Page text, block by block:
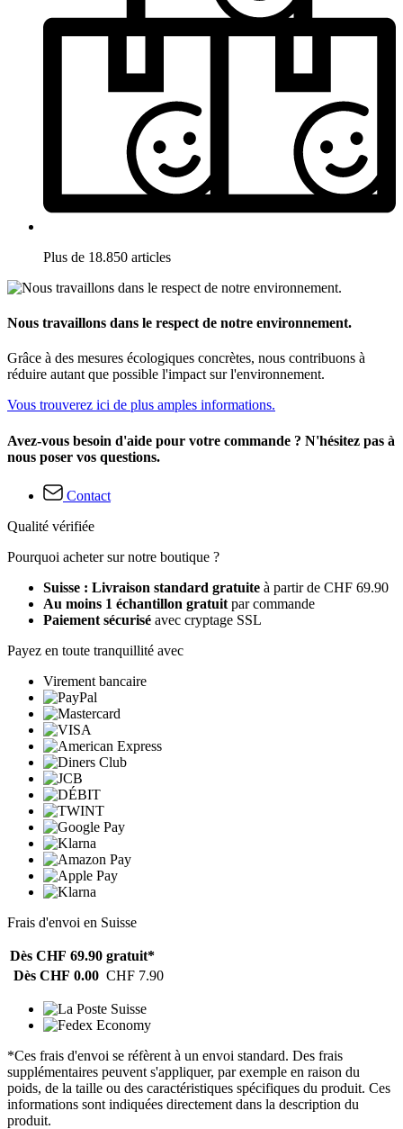
Plus de 18.850 articles
Nous travaillons dans le respect de notre environnement.
Grâce à des mesures écologiques concrètes, nous contribuons à
réduire autant que possible l'impact sur l'environnement.
Vous trouverez ici de plus amples informations.
Avez-vous besoin d'aide pour votre commande ? N'hésitez pas à
nous poser vos questions.
Contact
Qualité vérifiée
Pourquoi acheter sur notre boutique ?
Suisse : Livraison standard gratuite à partir de CHF 69.90
Au moins 1 échantillon gratuit par commande
Paiement sécurisé avec cryptage SSL
Payez en toute tranquillité avec
Virement bancaire
Frais d'envoi en Suisse
Dès CHF 69.90 gratuit*
Dès CHF 0.00 CHF 7.90
*Ces frais d'envoi se réfèrent à un envoi standard. Des frais
supplémentaires peuvent s'appliquer, par exemple en raison du
poids, de la taille ou des caractéristiques spécifiques du produit. Ces
informations sont indiquées directement dans la description du
produit.